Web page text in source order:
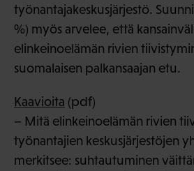
työnantajakeskusjärjestö.
%) myös arvelee, että
elinkeinoelämän rivien
suomalaisen palkansaajan etu.
Kaavioita (pdf)
– Mitä elinkeinoelämän rivien
työnantajien keskusjärjestöjen
merkitsee: suhtautuminen